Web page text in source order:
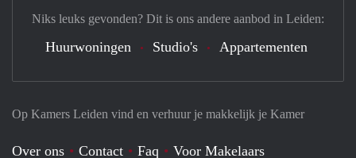
Op Kamers Leiden vind en verhuur je makkelijk je Kamer
Over ons Contact Faq
Voor Makelaars
Niks leuks gevonden? Dit is ons andere aanbod in Leiden:
Huurwoningen Studio's Appartementen